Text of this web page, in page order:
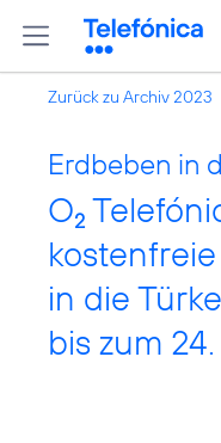
Zurück zu Archiv 2023
Erdbeben in
O2
in die
bis zum